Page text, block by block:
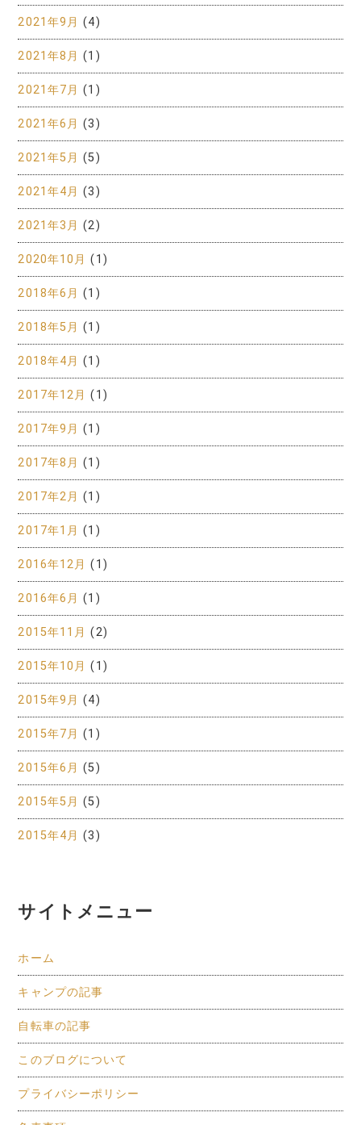
2021年9月 (4)
2021年8月 (1)
2021年7月 (1)
2021年6月 (3)
2021年5月 (5)
2021年4月 (3)
2021年3月 (2)
2020年10月 (1)
2018年6月 (1)
2018年5月 (1)
2018年4月 (1)
2017年12月 (1)
2017年9月 (1)
2017年8月 (1)
2017年2月 (1)
2017年1月 (1)
2016年12月 (1)
2016年6月 (1)
2015年11月 (2)
2015年10月 (1)
2015年9月 (4)
2015年7月 (1)
2015年6月 (5)
2015年5月 (5)
2015年4月 (3)
サイトメニュー
ホーム
キャンプの記事
自転車の記事
このブログについて
プライバシーポリシー